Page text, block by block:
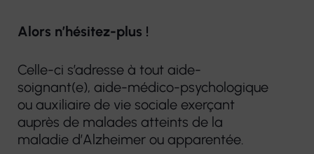
Alors n’hésitez-plus !
Celle-ci s’adresse à tout aide-
soignant(e), aide-médico-psychologique
ou auxiliaire de vie sociale exerçant
auprès de malades atteints de la
maladie d’Alzheimer ou apparentée.